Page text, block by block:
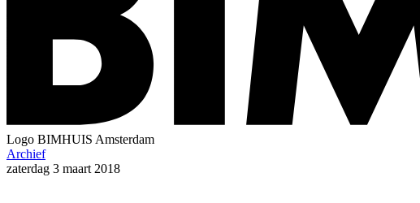
Logo BIMHUIS Amsterdam
Archief
zaterdag 3 maart 2018